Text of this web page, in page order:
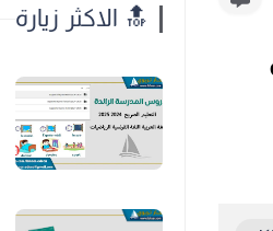
🔝 الاكثر زيارة